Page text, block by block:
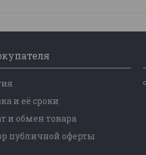
и её сроки
и обмен товара
публичной оферты